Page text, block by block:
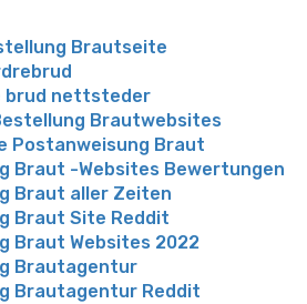
Brautseite
brud nettsteder
Brautwebsites
Postanweisung Braut
Braut -Websites Bewertungen
Braut aller Zeiten
Braut Site Reddit
Braut Websites 2022
Brautagentur
Brautagentur Reddit